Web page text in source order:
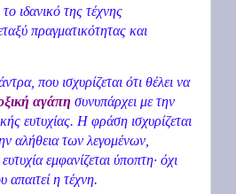
ιδανικό της τέχνης
πραγματικότητας και
που ισχυρίζεται ότι θέλει να
αγάπη συνυπάρχει με την
ευτυχίας. Η φράση ισχυρίζεται
αλήθεια των λεγομένων,
εμφανίζεται ύποπτη· όχι
απαιτεί η τέχνη.